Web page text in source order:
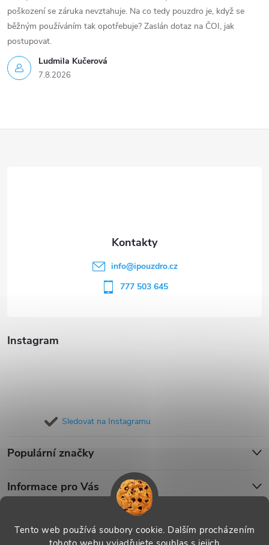
Tento web používá soubory cookie. Dalším procházením
Ludmila Kučerová
7.8.2026
poškození se záruka nevztahuje. Na co tedy pouzdro je, když se
běžným používáním tak opotřebuje? Zaslán dotaz na ČOI, jak
postupovat.
Instagram
Sledovat na Instagramu
Populární značky
Informace pro Vás
info@ipouzdro.cz
777 503 645